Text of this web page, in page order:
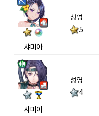
샤미아
성영
5
샤미아
성영
4